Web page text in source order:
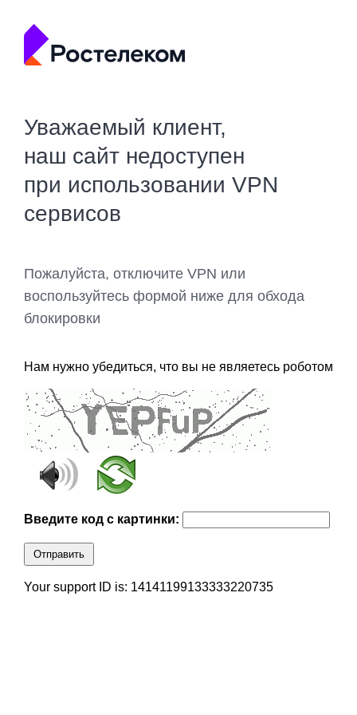
Уважаемый клиент,
наш сайт недоступен
при использовании VPN
сервисов
Пожалуйста, отключите VPN или
воспользуйтесь формой ниже для обхода
блокировки
Нам нужно убедиться, что вы не являетесь роботом
Введите код с картинки:
Отправить
Your support ID is: 14141199133333220735